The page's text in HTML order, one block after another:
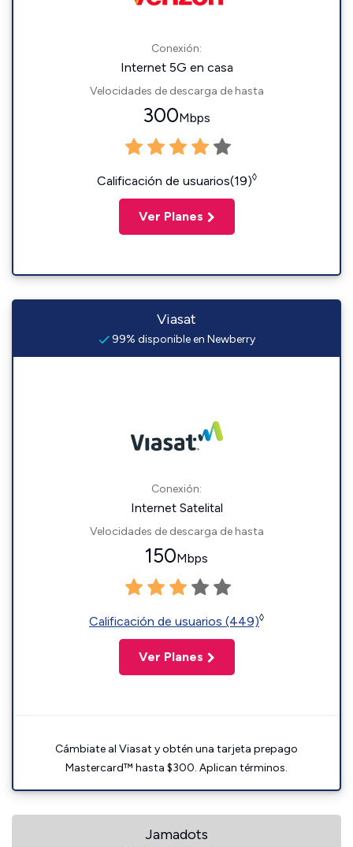
Conexión:
Internet 5G en casa
Velocidades de descarga de hasta
300Mbps
Calificación de usuarios(19)◊
Ver Planes
Viasat
99% disponible en Newberry
Conexión:
Internet Satelital
Velocidades de descarga de hasta
150Mbps
Calificación de usuarios (449)◊
Ver Planes
Cámbiate al Viasat y obtén una tarjeta prepago
Mastercard™ hasta $300. Aplican términos.
Jamadots